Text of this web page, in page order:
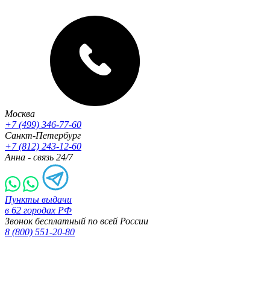
Москва
+7 (499) 346-77-60
Санкт-Петербург
+7 (812) 243-12-60
Анна - связь 24/7
Пункты выдачи
в 62 городах РФ
Звонок бесплатный по всей России
8 (800) 551-20-80